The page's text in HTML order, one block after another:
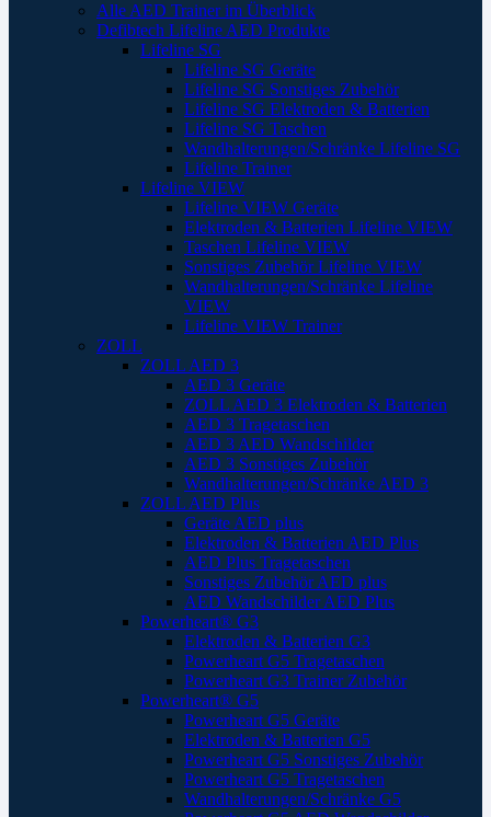
Alle AED Trainer im Überblick
Defibtech Lifeline AED Produkte
Lifeline SG
Lifeline SG Geräte
Lifeline SG Sonstiges Zubehör
Lifeline SG Elektroden & Batterien
Lifeline SG Taschen
Wandhalterungen/Schränke Lifeline SG
Lifeline Trainer
Lifeline VIEW
Lifeline VIEW Geräte
Elektroden & Batterien Lifeline VIEW
Taschen Lifeline VIEW
Sonstiges Zubehör Lifeline VIEW
Wandhalterungen/Schränke Lifeline
VIEW
Lifeline VIEW Trainer
ZOLL
ZOLL AED 3
AED 3 Geräte
ZOLL AED 3 Elektroden & Batterien
AED 3 Tragetaschen
AED 3 AED Wandschilder
AED 3 Sonstiges Zubehör
Wandhalterungen/Schränke AED 3
ZOLL AED Plus
Geräte AED plus
Elektroden & Batterien AED Plus
AED Plus Tragetaschen
Sonstiges Zubehör AED plus
AED Wandschilder AED Plus
Powerheart® G3
Elektroden & Batterien G3
Powerheart G5 Tragetaschen
Powerheart G3 Trainer Zubehör
Powerheart® G5
Powerheart G5 Geräte
Elektroden & Batterien G5
Powerheart G5 Sonstiges Zubehör
Powerheart G5 Tragetaschen
Wandhalterungen/Schränke G5